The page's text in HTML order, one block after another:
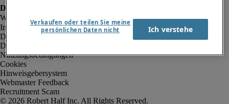
Impressum
Datenschutz
Datenschutz Arbeitnehmer/Zeitarbeitskräfte
Nutzungsbedingungen
Cookies
Hinweisgebersystem
Webmaster Feedback
Recruitment Scam
Verkaufen oder teilen Sie meine
persönlichen Daten nicht
Ich verstehe